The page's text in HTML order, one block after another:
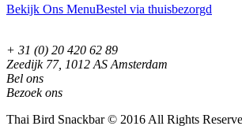
Bekijk Ons MenuBestel via thuisbezorgd
+ 31 (0) 20 420 62 89
Zeedijk 77, 1012 AS Amsterdam
Bel ons
Bezoek ons
Thai Bird Snackbar © 2016 All Rights